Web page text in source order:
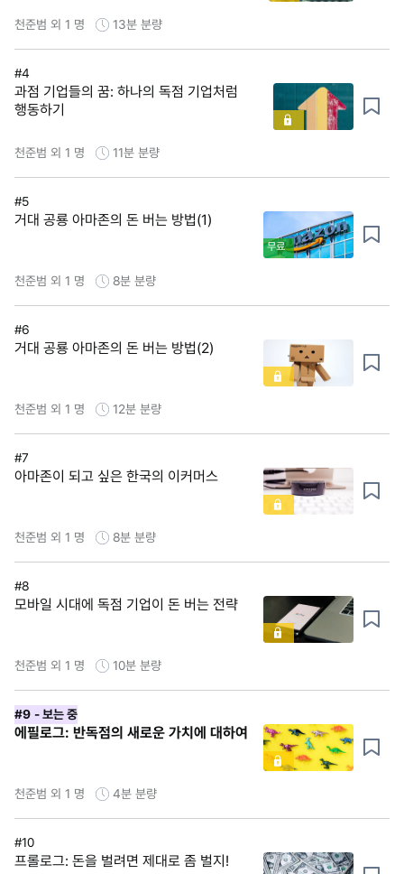
천준범 외 1 명 13분 분량
#4
과점 기업들의 꿈: 하나의 독점 기업처럼
행동하기
천준범 외 1 명 11분 분량
#5
거대 공룡 아마존의 돈 버는 방법(1)
무료
천준범 외 1 명 8분 분량
#6
거대 공룡 아마존의 돈 버는 방법(2)
천준범 외 1 명 12분 분량
#7
아마존이 되고 싶은 한국의 이커머스
천준범 외 1 명 8분 분량
#8
모바일 시대에 독점 기업이 돈 버는 전략
천준범 외 1 명 10분 분량
#9 - 보는 중
에필로그: 반독점의 새로운 가치에 대하여
천준범 외 1 명 4분 분량
#10
프롤로그: 돈을 벌려면 제대로 좀 벌지!